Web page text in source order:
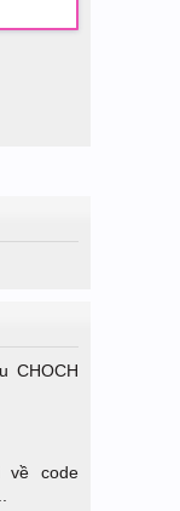
CHOCH
về code